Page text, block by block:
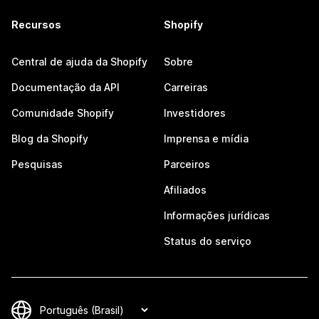
Recursos
Central de ajuda da Shopify
Documentação da API
Comunidade Shopify
Blog da Shopify
Pesquisas
Shopify
Sobre
Carreiras
Investidores
Imprensa e mídia
Parceiros
Afiliados
Informações jurídicas
Status do serviço